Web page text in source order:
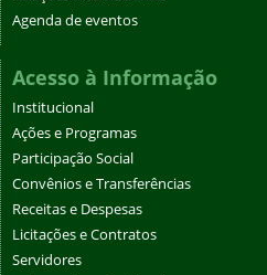
Agenda de eventos
Acesso à Informação
Institucional
Ações e Programas
Participação Social
Convênios e Transferências
Receitas e Despesas
Licitações e Contratos
Servidores